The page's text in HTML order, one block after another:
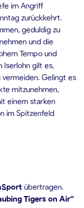
im Angriff
zurückkehrt.
geduldig zu
und die
Tempo und
Iserlohn gilt es,
vermeiden. Gelingt es
mitzunehmen,
einem starken
im Spitzenfeld
übertragen.
Tigers on Air“